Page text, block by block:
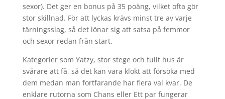
sexor). Det ger en bonus på 35 poäng, vilket ofta gör
stor skillnad. För att lyckas krävs minst tre av varje
tärningsslag, så det lönar sig att satsa på femmor
och sexor redan från start.
Kategorier som Yatzy, stor stege och fullt hus är
svårare att få, så det kan vara klokt att försöka med
dem medan man fortfarande har flera val kvar. De
enklare rutorna som Chans eller Ett par fungerar